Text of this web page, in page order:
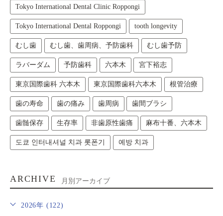
Tokyo International Dental Clinic Roppongi
Tokyo International Dental Roppongi tooth longevity
むし歯 むし歯、歯周病、予防歯科 むし歯予防
ラバーダム 予防歯科 六本木 宮下裕志
東京国際歯科 六本木 東京国際歯科六本木 根管治療
歯の寿命 歯の痛み 歯周病 歯間ブラシ
歯髄保存 生存率 非歯原性歯痛 麻布十番、六本木
도쿄 인터내셔널 치과 롯폰기 예방 치과
ARCHIVE 月別アーカイブ
2026年 (122)